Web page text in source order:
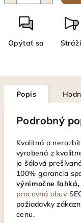
Opýtať sa
Popis
Podrobný
Kvalitná a
vyrobená z
je šálová
100% garancia
výnimočne
pracovná obuv
požiadavky
cenu.